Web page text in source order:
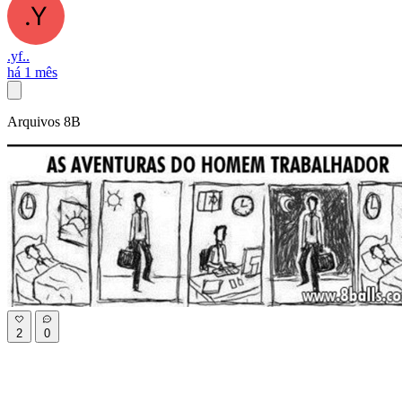
.yf..
há 1 mês
Arquivos 8B
2 0